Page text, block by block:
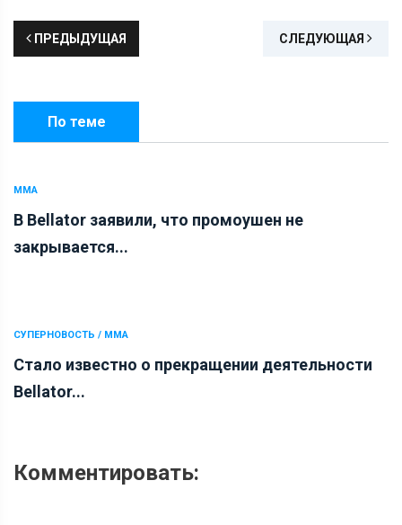
ПРЕДЫДУЩАЯ СЛЕДУЮЩАЯ
По теме
ММА
В Bellator заявили, что промоушен не
закрывается...
СУПЕРНОВОСТЬ / ММА
Стало известно о прекращении деятельности
Bellator...
Комментировать: